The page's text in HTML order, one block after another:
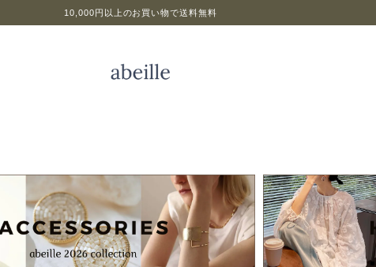
10,000円以上のお買い物で送料無料